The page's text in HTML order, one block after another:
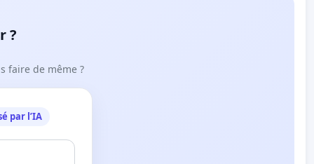
?
faire de même ?
par l’IA